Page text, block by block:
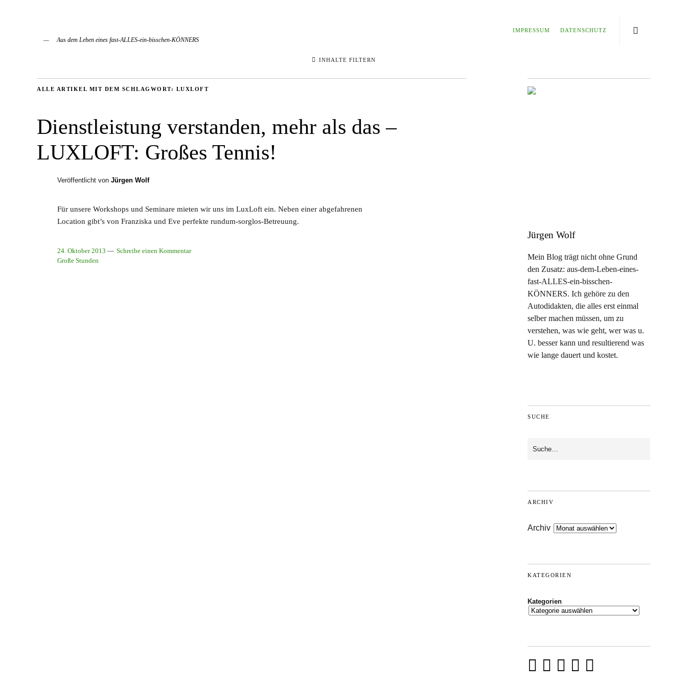
IMPRESSUM DATENSCHUTZ
Aus dem Leben eines fast-ALLES-ein-bisschen-KÖNNERS
INHALTE FILTERN
ALLE ARTIKEL MIT DEM SCHLAGWORT: LUXLOFT
Dienstleistung verstanden, mehr als das –
LUXLOFT: Großes Tennis!
Veröffentlicht von Jürgen Wolf
Für unsere Workshops und Seminare mieten wir uns im LuxLoft ein. Neben einer abgefahrenen
Location gibt’s von Franziska und Eve perfekte rundum-sorglos-Betreuung.
24. Oktober 2013
Schreibe einen Kommentar
Große Stunden
Jürgen Wolf
Mein Blog trägt nicht ohne Grund
den Zusatz: aus-dem-Leben-eines-
fast-ALLES-ein-bisschen-
KÖNNERS. Ich gehöre zu den
Autodidakten, die alles erst einmal
selber machen müssen, um zu
verstehen, was wie geht, wer was u.
U. besser kann und resultierend was
wie lange dauert und kostet.
SUCHE
ARCHIV
Archiv
KATEGORIEN
Kategorien